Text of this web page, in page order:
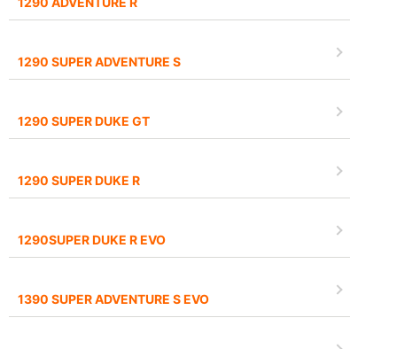
1290 SUPER ADVENTURE S
1290 SUPER DUKE GT
1290 SUPER DUKE R
1290SUPER DUKE R EVO
1390 SUPER ADVENTURE S EVO